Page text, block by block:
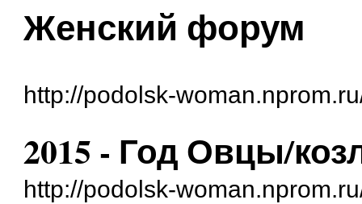
Женский форум
http://podolsk-
2015 - Год Овцы/
http://podolsk-